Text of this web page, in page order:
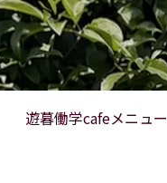
遊暮働学cafeメニュー